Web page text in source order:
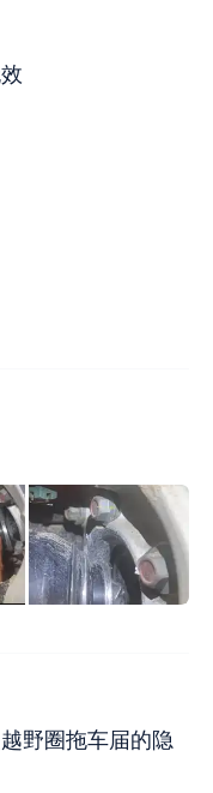
野圈拖车届的隐